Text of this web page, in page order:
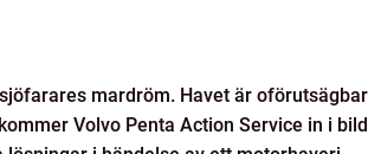
mardröm. Havet är
Volvo Penta Action Service in i